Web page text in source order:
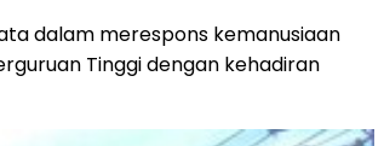
dalam merespons kemanusiaan
Tinggi dengan kehadiran